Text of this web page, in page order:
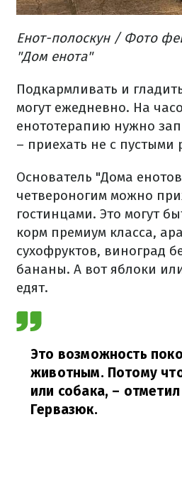
Енот-полоскун / Фото
"Дом енота"
Подкармливать и
могут ежедневно. На
енототерапию нужно
– приехать не с пустыми
Основатель "Дома
четвероногим можно
гостинцами. Это могут
корм премиум класса,
сухофруктов, виноград
бананы. А вот яблоки
едят.
Это возможность
животным. Потому
или собака, –
Гервазюк.